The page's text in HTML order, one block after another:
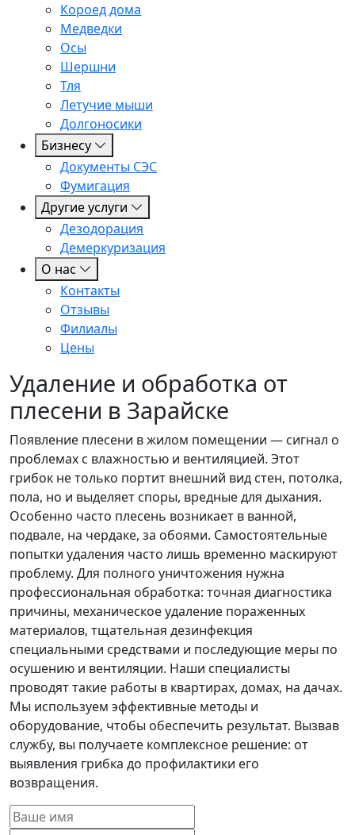
Короед дома
Медведки
Осы
Шершни
Тля
Летучие мыши
Долгоносики
Бизнесу
Документы СЭС
Фумигация
Другие услуги
Дезодорация
Демеркуризация
О нас
Контакты
Отзывы
Филиалы
Цены
Удаление и обработка от
плесени в Зарайске
Появление плесени в жилом помещении — сигнал о
проблемах с влажностью и вентиляцией. Этот
грибок не только портит внешний вид стен, потолка,
пола, но и выделяет споры, вредные для дыхания.
Особенно часто плесень возникает в ванной,
подвале, на чердаке, за обоями. Самостоятельные
попытки удаления часто лишь временно маскируют
проблему. Для полного уничтожения нужна
профессиональная обработка: точная диагностика
причины, механическое удаление пораженных
материалов, тщательная дезинфекция
специальными средствами и последующие меры по
осушению и вентиляции. Наши специалисты
проводят такие работы в квартирах, домах, на дачах.
Мы используем эффективные методы и
оборудование, чтобы обеспечить результат. Вызвав
службу, вы получаете комплексное решение: от
выявления грибка до профилактики его
возвращения.